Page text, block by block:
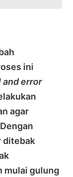
ini
and error
agar
ditebak
mulai gulung